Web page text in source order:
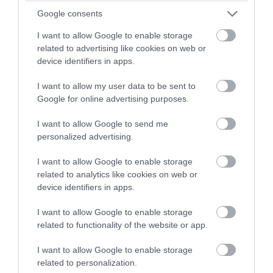
Google consents
I want to allow Google to enable storage
related to advertising like cookies on web or
device identifiers in apps.
I want to allow my user data to be sent to
Google for online advertising purposes.
I want to allow Google to send me
personalized advertising.
I want to allow Google to enable storage
related to analytics like cookies on web or
device identifiers in apps.
I want to allow Google to enable storage
related to functionality of the website or app.
I want to allow Google to enable storage
related to personalization.
Na akkor ne mondja senki, ezeket a
terrorcselekményeket ne lehetne kiszűrni. Készen van
rá a technika, csak épp tilos használni, mert
szabadságjogok fontosabbak, mint az emberi élet
Ezen el lehet moralizálni.
jogrendjének az alapját adó alapjogokat. Egyetlen
kiegészítés kellene: Akibizonyíthatóan
életére tör, vagy errebizonyíthatóankísérletet
kíván tenni, tettével automatikusan és önként
lemond a saját alapjogairól. Onnantól nem illetné
meg például az egészséghez való jog sem.
Nehogy
már jobban éljen a börtönben, mint családok
Vagy a szabadsághoz való jog sem. Ki kell
vonni a forgalomból. Örökre.